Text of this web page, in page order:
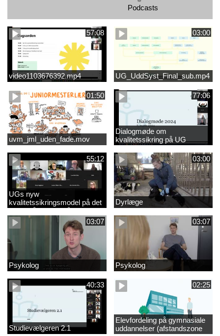
Podcasts
57:08
video1103676392.mp4
03:00
UG_UddSyst_Final_sub.mp4
01:50
uvm_jml_uden_fade.mov
77:06
Dialogmøde om
kvalitetssikring på UG
55:12
UGs nyw
kvalitetssikringsmodel på det
videregående område
03:00
Dyrlæge
03:07
Psykolog
03:07
Psykolog
40:33
Studievælgeren 2.1
02:25
Elevfordeling på gymnasiale
uddannelser (afstandszone